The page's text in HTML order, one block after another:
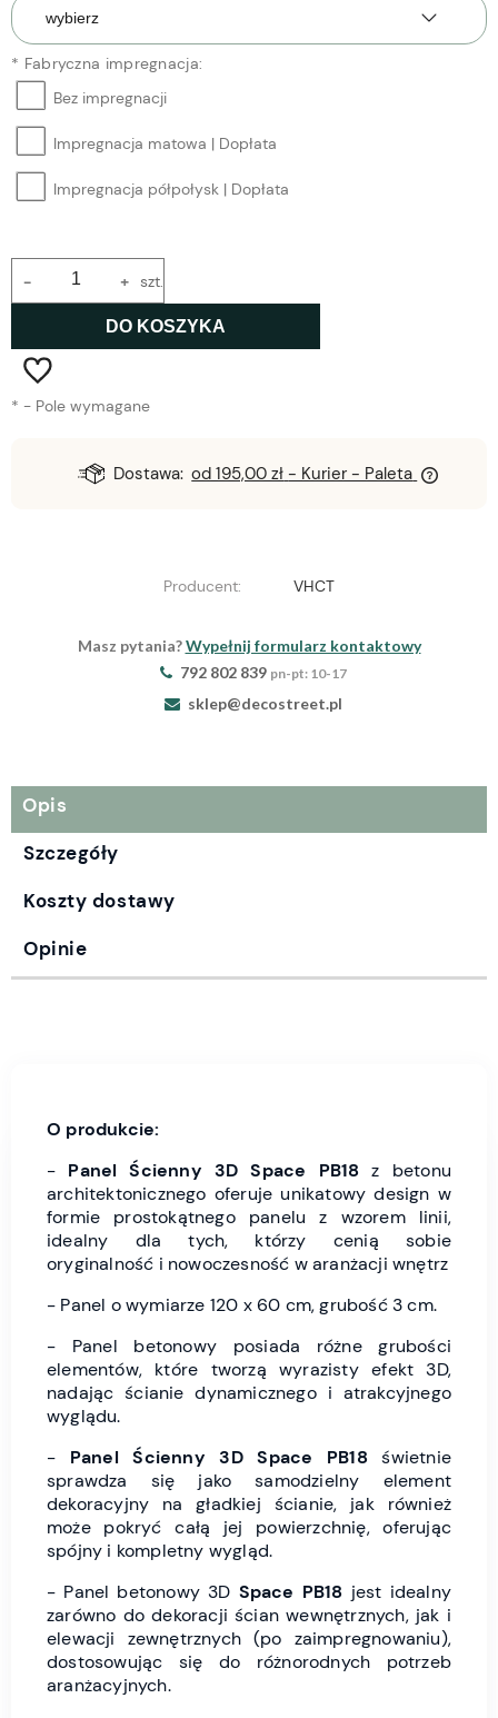
* Fabryczna impregnacja:
Bez impregnacji
Impregnacja matowa | Dopłata
Impregnacja półpołysk | Dopłata
+
- szt.
DO KOSZYKA
* - Pole wymagane
Dostawa: od 195,00 zł - Kurier - Paleta
Producent: VHCT
Masz pytania?Wypełnij formularz kontaktowy
792 802 839 pn-pt: 10-17
sklep@decostreet.pl
Opis
Szczegóły
Koszty dostawy
Opinie
O produkcie:
- Panel Ścienny 3D Space PB18 z betonu
architektonicznego oferuje unikatowy design w
formie prostokątnego panelu z wzorem linii,
idealny dla tych, którzy cenią sobie
oryginalność i nowoczesność w aranżacji wnętrz
- Panel o wymiarze 120 x 60 cm, grubość 3 cm.
- Panel betonowy posiada różne grubości
elementów, które tworzą wyrazisty efekt 3D,
nadając ścianie dynamicznego i atrakcyjnego
wyglądu.
- Panel Ścienny 3DSpace PB18świetnie
sprawdza się jako samodzielny element
dekoracyjny na gładkiej ścianie, jak również
może pokryć całą jej powierzchnię, oferując
spójny i kompletny wygląd.
- Panel betonowy 3D Space PB18 jest idealny
zarówno do dekoracji ścian wewnętrznych, jak i
elewacji zewnętrznych (po zaimpregnowaniu),
dostosowując się do różnorodnych potrzeb
aranżacyjnych.